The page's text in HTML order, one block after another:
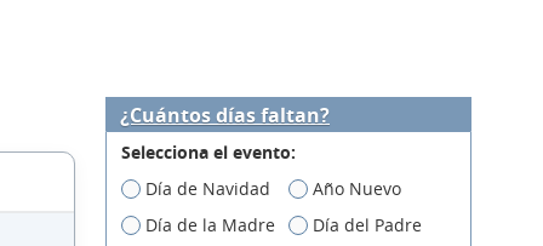
¿Cuántos días faltan?
Selecciona el evento:
Día de Navidad
Año Nuevo
Día de la Madre
Día del Padre